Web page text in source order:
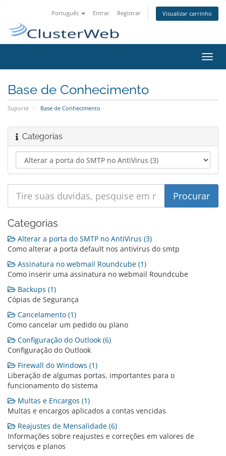
Português Entrar Registrar Visualizar carrinho
Base de Conhecimento
Suporte Base de Conhecimento
Categorias
Categorias
Alterar a porta do SMTP no AntiVirus (3)
Como alterar a porta default nos antivírus do smtp
Assinatura no webmail Roundcube (1)
Como inserir uma assinatura no webmail Roundcube
Backups (1)
Cópias de Segurança
Cancelamento (1)
Como cancelar um pedido ou plano
Configuração do Outlook (6)
Configuração do Outlook
Firewall do Windows (1)
Liberação de algumas portas, importantes para o
funcionamento do sistema
Multas e Encargos (1)
Multas e encargos aplicados a contas vencidas
Reajustes de Mensalidade (6)
Informações sobre reajustes e correções em valores de
serviços e planos